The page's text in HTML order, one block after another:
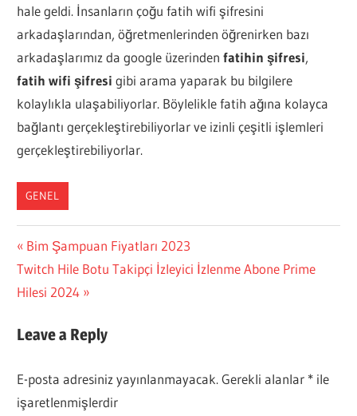
hale geldi. İnsanların çoğu fatih wifi şifresini
arkadaşlarından, öğretmenlerinden öğrenirken bazı
arkadaşlarımız da google üzerindenfatihin şifresi,
fatih wifi şifresi gibi arama yaparak bu bilgilere
kolaylıkla ulaşabiliyorlar. Böylelikle fatih ağına kolayca
bağlantı gerçekleştirebiliyorlar ve izinli çeşitli işlemleri
gerçekleştirebiliyorlar.
GENEL
Yazı
gezinmesi
Previous
Post:
Bim Şampuan Fiyatları 2023
Next
Post:
Twitch Hile Botu Takipçi İzleyici İzlenme Abone Prime
Hilesi 2024
Leave a Reply
E-posta adresiniz yayınlanmayacak. Gerekli alanlar * ile
işaretlenmişlerdir